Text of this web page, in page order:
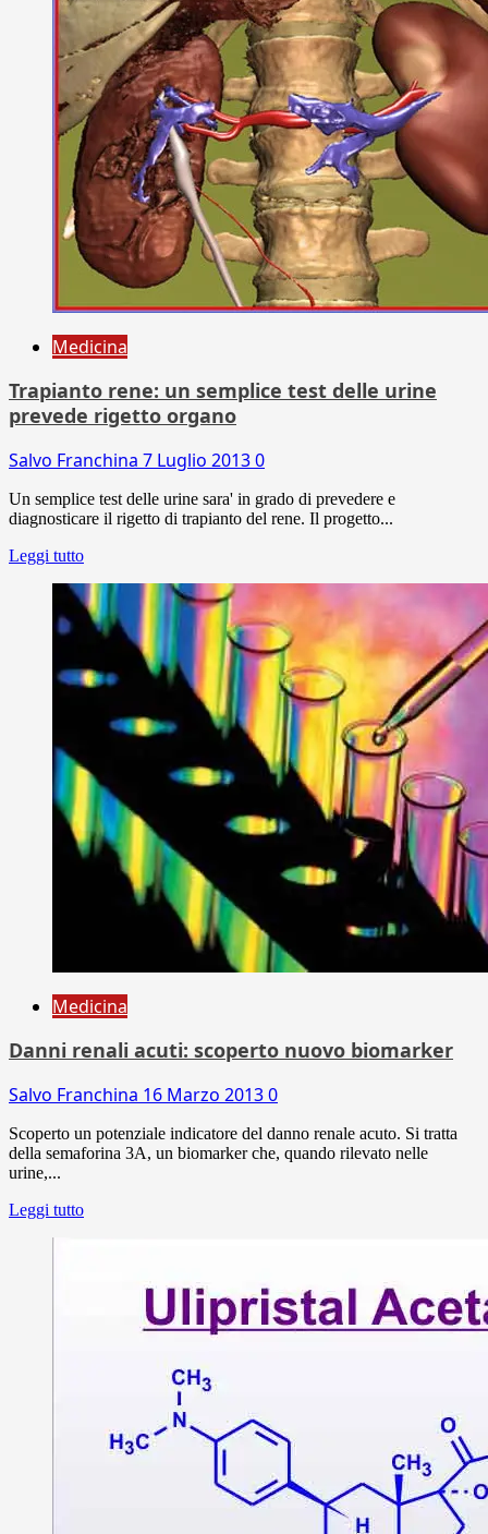
Medicina
Trapianto rene: un semplice test delle urine
prevede rigetto organo
Salvo Franchina 7 Luglio 20130
Un semplice test delle urine sara' in grado di prevedere e
diagnosticare il rigetto di trapianto del rene. Il progetto...
Leggi tutto
Medicina
Danni renali acuti: scoperto nuovo biomarker
Salvo Franchina 16 Marzo 20130
Scoperto un potenziale indicatore del danno renale acuto. Si tratta
della semaforina 3A, un biomarker che, quando rilevato nelle
urine,...
Leggi tutto